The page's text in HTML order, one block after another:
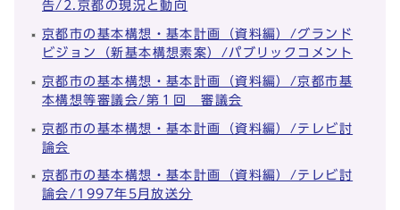
告/2.京都の現況と動向
京都市の基本構想・基本計画（資料編）/グランド
ビジョン（新基本構想素案）/パブリックコメント
京都市の基本構想・基本計画（資料編）/京都市基
本構想等審議会/第１回 審議会
京都市の基本構想・基本計画（資料編）/テレビ討
論会
京都市の基本構想・基本計画（資料編）/テレビ討
論会/1997年5月放送分